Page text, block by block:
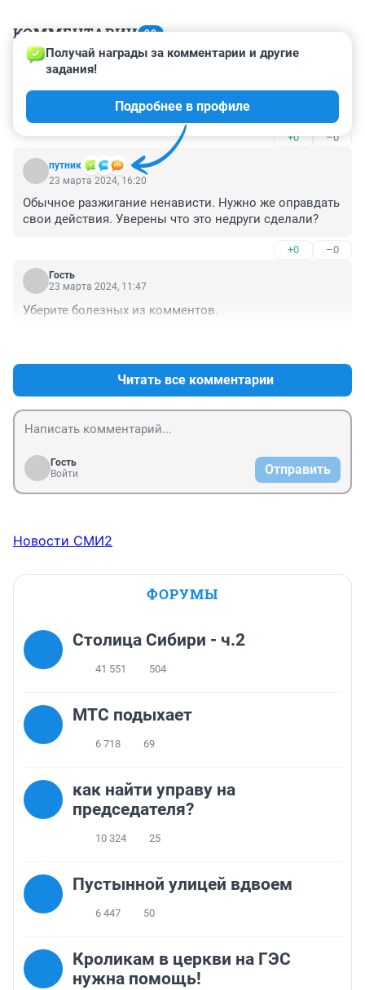
КОММЕНТАРИИ 28
Гость
это не траур, это страх повторения и паника
+0 –0
путник
Получай награды за комментарии и другие
задания!
Подробнее в профиле
23 марта 2024, 16:20
Обычное разжигание ненависти. Нужно же оправдать
свои действия. Уверены что это недруги сделали?
+0 –0
Гость
23 марта 2024, 11:47
Уберите болезных из комментов.
Читать все комментарии
Гость
Войти
Отправить
Новости СМИ2
ФОРУМЫ
Столица Сибири - ч.2
41 551 504
МТС подыхает
6 718 69
как найти управу на
председателя?
10 324 25
Пустынной улицей вдвоем
6 447 50
Кроликам в церкви на ГЭС
нужна помощь!